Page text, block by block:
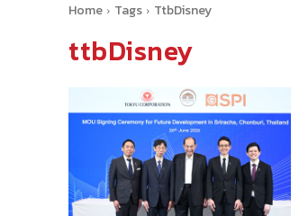
Home Tags TtbDisney
ttbDisney